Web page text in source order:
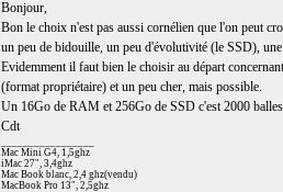
Bonjour,
Bon le choix n'est pas aussi cornélien que l'on peut
un peu de bidouille, un peu d'évolutivité (le SSD),
Evidemment il faut bien le choisir au départ
(format propriétaire) et un peu cher, mais possible.
Un 16Go de RAM et 256Go de SSD c'est 2000
Cdt
Mac Mini G4, 1,5ghz
iMac 27", 3,4ghz
Mac Book blanc, 2,4 ghz(vendu)
MacBook Pro 13", 2,5ghz